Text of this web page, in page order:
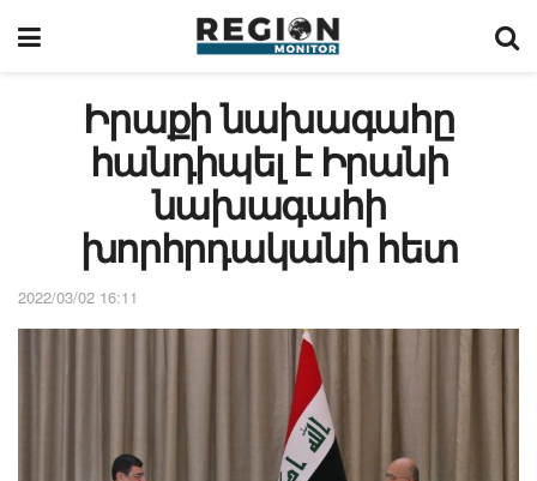
Իրաքի նախագահը
հանդիպել է Իրանի
նախագահի
խորհրդականի հետ
2022/03/02 16:11